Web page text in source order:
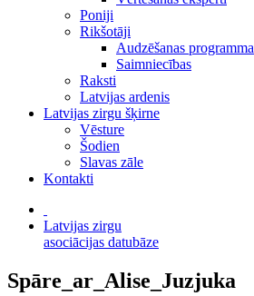
Poniji
Rikšotāji
Audzēšanas programma
Saimniecības
Raksti
Latvijas ardenis
Latvijas zirgu šķirne
Vēsture
Šodien
Slavas zāle
Kontakti
Latvijas zirgu
asociācijas datubāze
Spāre_ar_Alise_Juzjuka